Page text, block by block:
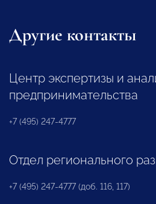
Другие контакты
Центр экспертизы и
предпринимательства
+7 (495) 247-4777
Отдел регионального
+7 (495) 247-4777 (доб. 116, 117)